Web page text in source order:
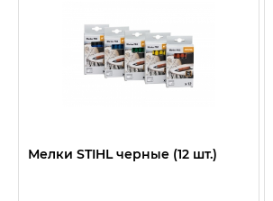
Мелки STIHL черные (12 шт.)